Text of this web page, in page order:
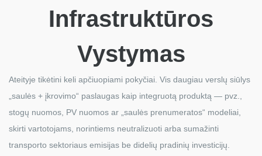
Infrastruktūros
Vystymas
Ateityje tikėtini keli apčiuopiami pokyčiai. Vis daugiau verslų siūlys
„saulės + įkrovimo“ paslaugas kaip integruotą produktą — pvz.,
stogų nuomos, PV nuomos ar „saulės prenumeratos“ modeliai,
skirti vartotojams, norintiems neutralizuoti arba sumažinti
transporto sektoriaus emisijas be didelių pradinių investicijų.